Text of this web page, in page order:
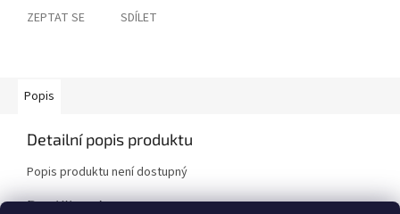
ZEPTAT SE SDÍLET
Popis
Detailní popis produktu
Popis produktu není dostupný
Doplňkové parametry